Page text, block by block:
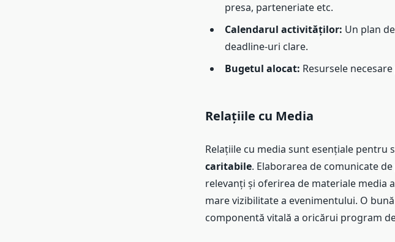
presa, parteneriate etc.
Calendarul activităților: Un plan
deadline-uri clare.
Bugetul alocat: Resursele
Relațiile cu Media
Relațiile cu media sunt esențiale pentru
caritabile. Elaborarea de comunicate
relevanți și oferirea de materiale media
mare vizibilitate a evenimentului. O
componentă vitală a oricărui program